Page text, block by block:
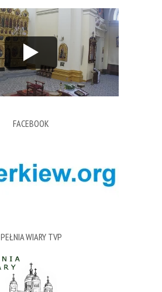
FACEBOOK
PEŁNIA WIARY TVP